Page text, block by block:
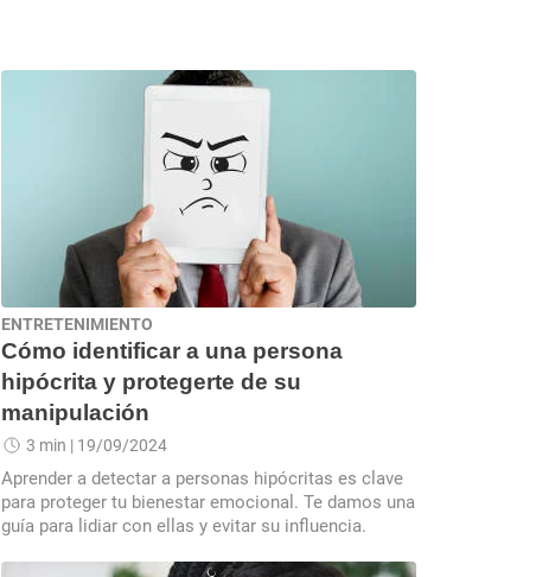
ENTRETENIMIENTO
Cómo identificar a una persona
hipócrita y protegerte de su
manipulación
3 min | 19/09/2024
Aprender a detectar a personas hipócritas es clave
para proteger tu bienestar emocional. Te damos una
guía para lidiar con ellas y evitar su influencia.